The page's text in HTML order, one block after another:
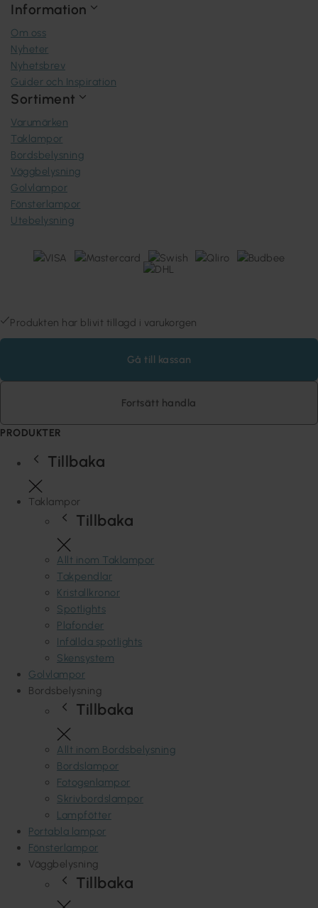
Information
Om oss
Nyheter
Nyhetsbrev
Guider och Inspiration
Sortiment
Varumärken
Taklampor
Bordsbelysning
Väggbelysning
Golvlampor
Fönsterlampor
Utebelysning
Produkten har blivit tillagd i varukorgen
Gå till kassan
Fortsätt handla
PRODUKTER
Tillbaka
Taklampor
Tillbaka
Allt inom Taklampor
Takpendlar
Kristallkronor
Spotlights
Plafonder
Infällda spotlights
Skensystem
Golvlampor
Bordsbelysning
Tillbaka
Allt inom Bordsbelysning
Bordslampor
Fotogenlampor
Skrivbordslampor
Lampfötter
Portabla lampor
Fönsterlampor
Väggbelysning
Tillbaka